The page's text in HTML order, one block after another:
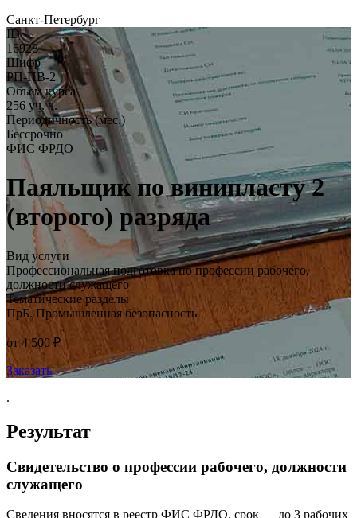
Санкт-Петербург
ID
16928
Шифр
РП-ПВ-2
Объём курса
256 уч. ч.
Периодичность (мес.)
Бессрочно
ФИС ФРДО
Паяльщик по винипласту 2
(второго) разряда
Вид услуги
Профессиональная подготовка по профессии рабочего,
должности служащего
Тематические разделы
ПрБ. Промышленная безопасность
от 4 500 ₽
Заказать
.
Результат
Свидетельство о профессии рабочего, должности
служащего
Сведения вносятся в реестр ФИС ФРДО, срок — до 3 рабочих